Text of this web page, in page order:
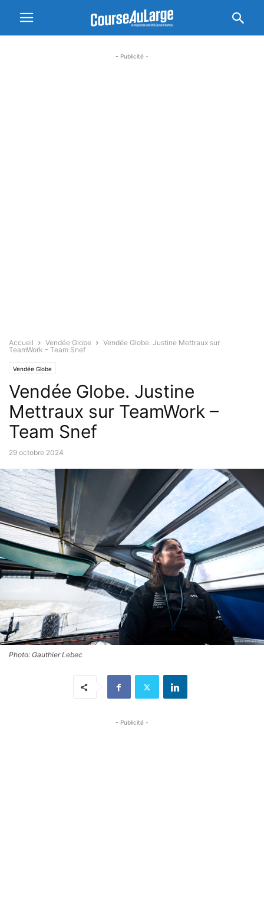
- Publicité -
Accueil Vendée Globe
Vendée Globe. Justine Mettraux sur
TeamWork – Team Snef
Vendée Globe
Vendée Globe. Justine
Mettraux sur TeamWork –
Team Snef
29 octobre 2024
Photo: Gauthier Lebec
- Publicité -